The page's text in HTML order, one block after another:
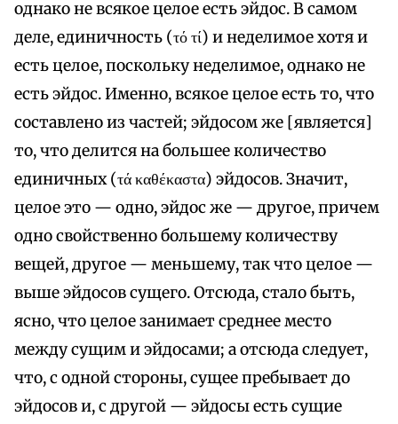
однако не всякое целое есть эйдос. В самом
деле, единичность (τό τί) и неделимое хотя и
есть целое, поскольку неделимое, однако не
есть эйдос. Именно, всякое целое есть то, что
составлено из частей; эйдосом же [является]
то, что делится на большее количество
единичных (τά καθέκαστα) эйдосов. Значит,
целое это — одно, эйдос же — другое, причем
одно свойственно большему количеству
вещей, другое — меньшему, так что целое —
выше эйдосов сущего. Отсюда, стало быть,
ясно, что целое занимает среднее место
между сущим и эйдосами; a отсюда следует,
что, с одной стороны, сущее пребывает до
эйдосов и, с другой — эйдосы есть сущие